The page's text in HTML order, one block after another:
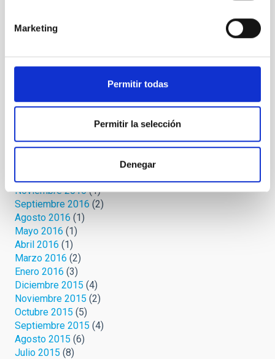
Marketing
Permitir todas
Permitir la selección
Denegar
Agosto 2020
Junio 2020(3)
Mayo 2020(3)
Febrero 2019(1)
Octubre 2017(1)
Noviembre 2016(1)
Septiembre 2016 (2)
Agosto 2016 (1)
Mayo 2016 (1)
Abril 2016 (1)
Marzo 2016 (2)
Enero 2016 (3)
Diciembre 2015 (4)
Noviembre 2015 (2)
Octubre 2015 (5)
Septiembre 2015 (4)
Agosto 2015 (6)
Julio 2015 (8)